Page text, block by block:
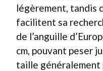
légèrement, tandis
facilitent sa
de l’anguille
cm, pouvant peser
taille généralement